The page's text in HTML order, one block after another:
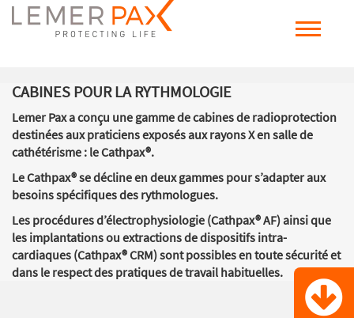
CABINES POUR LA RYTHMOLOGIE
Lemer Pax a conçu une gamme de cabines de radioprotection
destinées aux praticiens exposés aux rayons X en salle de
cathétérisme : le Cathpax®.
Le Cathpax® se décline en deux gammes pour s’adapter aux
besoins spécifiques des rythmologues.
Les procédures d’électrophysiologie (Cathpax® AF) ainsi que
les implantations ou extractions de dispositifs intra-
cardiaques (Cathpax® CRM) sont possibles en toute sécuritéet
dans le respect des pratiques de travail habituelles.